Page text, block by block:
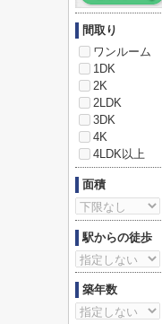
間取り
ワンルーム
1DK
2K
2LDK
3DK
4K
4LDK以上
面積
駅からの徒歩
築年数